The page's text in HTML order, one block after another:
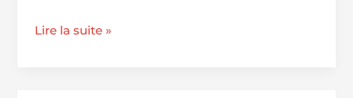
Pression
Lire la suite »